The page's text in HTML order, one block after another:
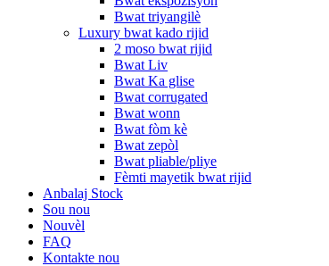
Bwat triyangilè
Luxury bwat kado rijid
2 moso bwat rijid
Bwat Liv
Bwat Ka glise
Bwat corrugated
Bwat wonn
Bwat fòm kè
Bwat zepòl
Bwat pliable/pliye
Fèmti mayetik bwat rijid
Anbalaj Stock
Sou nou
Nouvèl
FAQ
Kontakte nou